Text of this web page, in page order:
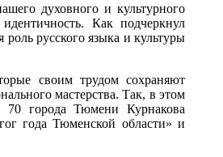
духовного и культурного
Как подчеркнул
русского языка и культуры
своим трудом сохраняют
мастерства. Так, в этом
города Тюмени Курнакова
года Тюменской области» и